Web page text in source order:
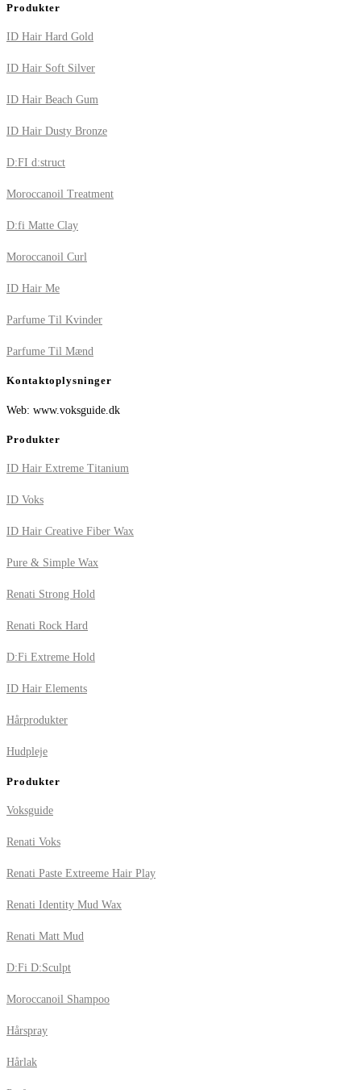
Produkter
ID Hair Hard Gold
ID Hair Soft Silver
ID Hair Beach Gum
ID Hair Dusty Bronze
D:FI d:struct
Moroccanoil Treatment
D:fi Matte Clay
Moroccanoil Curl
ID Hair Me
Parfume Til Kvinder
Parfume Til Mænd
Kontaktoplysninger
Web: www.voksguide.dk
Produkter
ID Hair Extreme Titanium
ID Voks
ID Hair Creative Fiber Wax
Pure & Simple Wax
Renati Strong Hold
Renati Rock Hard
D:Fi Extreme Hold
ID Hair Elements
Hårprodukter
Hudpleje
Produkter
Voksguide
Renati Voks
Renati Paste Extreeme Hair Play
Renati Identity Mud Wax
Renati Matt Mud
D:Fi D:Sculpt
Moroccanoil Shampoo
Hårspray
Hårlak